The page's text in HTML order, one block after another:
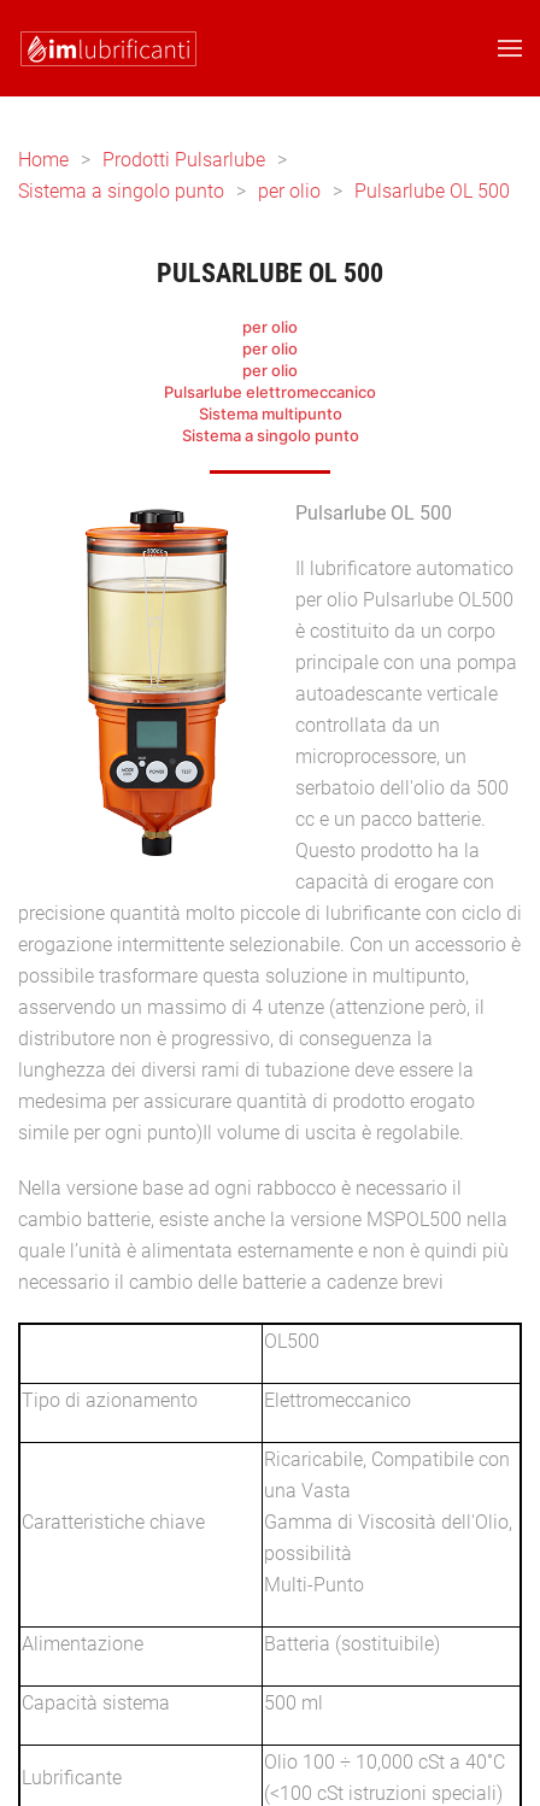
Skip to main content
Home
Prodotti Pulsarlube
Sistema a singolo punto
per olio Pulsarlube OL 500
PULSARLUBE OL 500
per olio
per olio
per olio
Pulsarlube elettromeccanico
Sistema multipunto
Sistema a singolo punto
Pulsarlube OL 500
Il lubrificatore automatico
per olio Pulsarlube OL500
è costituito da un corpo
principale con una pompa
autoadescante verticale
controllata da un
microprocessore, un
serbatoio dell'olio da 500
cc e un pacco batterie.
Questo prodotto ha la
capacità di erogare con
precisione quantità molto piccole di lubrificante con ciclo di
erogazione intermittente selezionabile. Con un accessorio è
possibile trasformare questa soluzione in multipunto,
asservendo un massimo di 4 utenze (attenzione però, il
distributore non è progressivo, di conseguenza la
lunghezza dei diversi rami di tubazione deve essere la
medesima per assicurare quantità di prodotto erogato
simile per ogni punto)Il volume di uscita è regolabile.
Nella versione base ad ogni rabbocco è necessario il
cambio batterie, esiste anche la versione MSPOL500 nella
quale l’unità è alimentata esternamente e non è quindi più
necessario il cambio delle batterie a cadenze brevi
OL500
Tipo di azionamento Elettromeccanico
Caratteristiche chiave
Ricaricabile, Compatibile con
una Vasta
Gamma di Viscosità dell'Olio,
possibilità
Multi-Punto
Alimentazione Batteria (sostituibile)
Capacità sistema 500 ml
Lubrificante
Olio 100 ÷ 10,000 cSt a 40˚C
(<100 cSt istruzioni speciali)